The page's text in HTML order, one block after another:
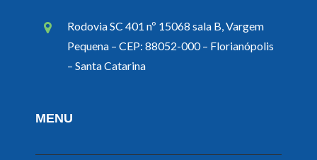
Rodovia SC 401 nº 15068 sala B, Vargem
Pequena – CEP: 88052-000 – Florianópolis
– Santa Catarina
MENU